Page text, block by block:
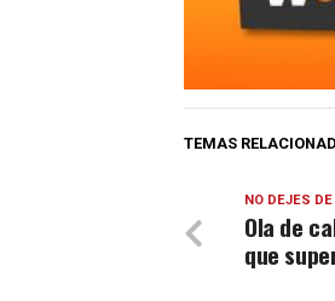
TEMAS
NO DEJES DE
Ola de
que